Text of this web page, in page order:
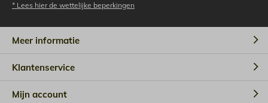
* Lees hier de wettelijke beperkingen
Meer informatie
Klantenservice
Mijn account